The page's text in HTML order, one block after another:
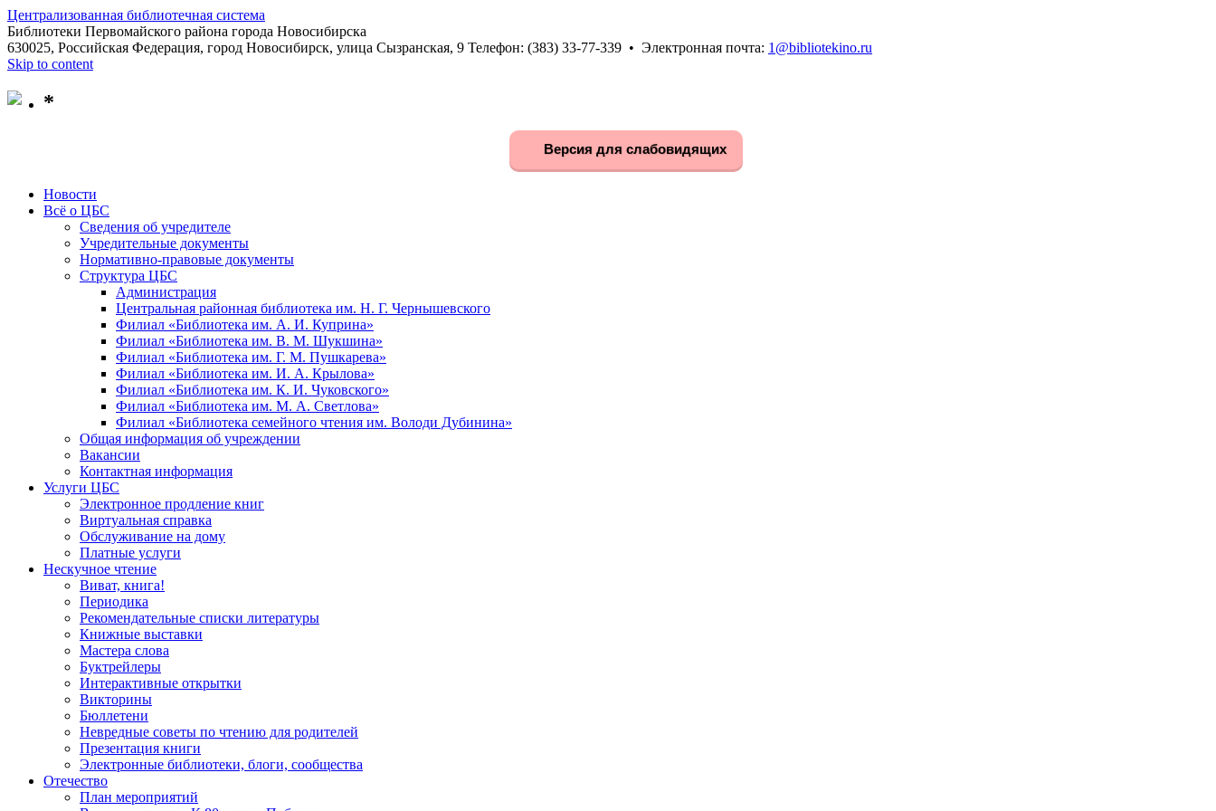
Централизованная библиотечная система
Библиотеки Первомайского района города Новосибирска
630025, Российская Федерация, город Новосибирск, улица Сызранская, 9 Телефон: (383) 33-77-339 • Электронная почта: 1@bibliotekino.ru
Skip to content
*
Версия для слабовидящих
Новости
Всё о ЦБС
Сведения об учредителе
Учредительные документы
Нормативно-правовые документы
Структура ЦБС
Администрация
Центральная районная библиотека им. Н. Г. Чернышевского
Филиал «Библиотека им. А. И. Куприна»
Филиал «Библиотека им. В. М. Шукшина»
Филиал «Библиотека им. Г. М. Пушкарева»
Филиал «Библиотека им. И. А. Крылова»
Филиал «Библиотека им. К. И. Чуковского»
Филиал «Библиотека им. М. А. Светлова»
Филиал «Библиотека семейного чтения им. Володи Дубинина»
Общая информация об учреждении
Вакансии
Контактная информация
Услуги ЦБС
Электронное продление книг
Виртуальная справка
Обслуживание на дому
Платные услуги
Нескучное чтение
Виват, книга!
Периодика
Рекомендательные списки литературы
Книжные выставки
Мастера слова
Буктрейлеры
Интерактивные открытки
Викторины
Бюллетени
Невредные советы по чтению для родителей
Презентация книги
Электронные библиотеки, блоги, сообщества
Отечество
План мероприятий